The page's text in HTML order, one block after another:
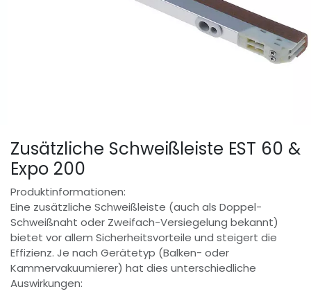
Zusätzliche Schweißleiste EST 60 &
Expo 200
Produktinformationen:
Eine zusätzliche Schweißleiste (auch als Doppel-
Schweißnaht oder Zweifach-Versiegelung bekannt)
bietet vor allem Sicherheitsvorteile und steigert die
Effizienz. Je nach Gerätetyp (Balken- oder
Kammervakuumierer) hat dies unterschiedliche
Auswirkungen: